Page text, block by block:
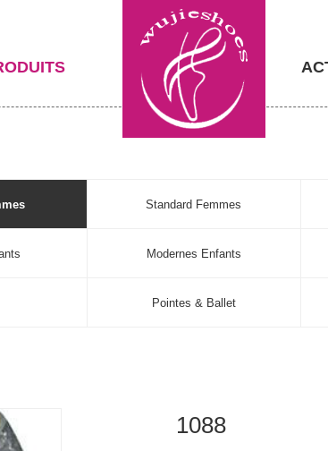
Standard Femmes
Modernes Enfants
Pointes & Ballet
1088